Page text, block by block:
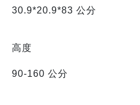
30.9*20.9*83 公分
高度
90-160 公分